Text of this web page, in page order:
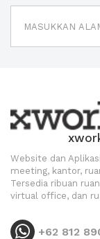
Website dan
meeting, kantor,
Tersedia ribuan
virtual office, dan
+62 812